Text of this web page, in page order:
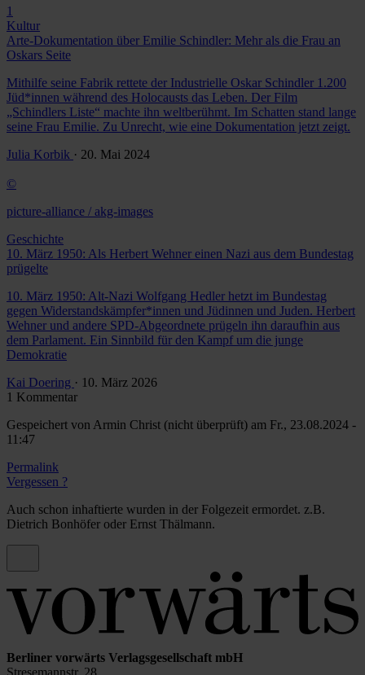
1
Kultur
Arte-Dokumentation über Emilie Schindler: Mehr als die Frau an
Oskars Seite
Mithilfe seine Fabrik rettete der Industrielle Oskar Schindler 1.200
Jüd*innen während des Holocausts das Leben. Der Film
„Schindlers Liste“ machte ihn weltberühmt. Im Schatten stand lange
seine Frau Emilie. Zu Unrecht, wie eine Dokumentation jetzt zeigt.
Julia Korbik · 20. Mai 2024
©
picture-alliance / akg-images
Geschichte
10. März 1950: Als Herbert Wehner einen Nazi aus dem Bundestag
prügelte
10. März 1950: Alt-Nazi Wolfgang Hedler hetzt im Bundestag
gegen Widerstandskämpfer*innen und Jüdinnen und Juden. Herbert
Wehner und andere SPD-Abgeordnete prügeln ihn daraufhin aus
dem Parlament. Ein Sinnbild für den Kampf um die junge
Demokratie
Kai Doering · 10. März 2026
1 Kommentar
Gespeichert von Armin Christ (nicht überprüft) am Fr., 23.08.2024 -
11:47
Permalink
Vergessen ?
Auch schon inhaftierte wurden in der Folgezeit ermordet. z.B.
Dietrich Bonhöfer oder Ernst Thälmann.
Berliner vorwärts Verlagsgesellschaft mbH